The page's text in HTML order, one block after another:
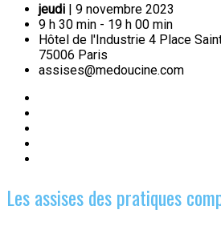
jeudi | 9 novembre 2023
9 h 30 min - 19 h 00 min
Hôtel de l'Industrie 4 Place
75006 Paris
assises@medoucine.com
Les assises des pratiques